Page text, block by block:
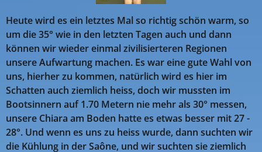
Heute wird es ein letztes Mal so richtig schön warm, so
um die 35° wie in den letzten Tagen auch und dann
können wir wieder einmal zivilisierteren Regionen
unsere Aufwartung machen. Es war eine gute Wahl von
uns, hierher zu kommen, natürlich wird es hier im
Schatten auch ziemlich heiss, doch wir mussten im
Bootsinnern auf 1.70 Metern nie mehr als 30° messen,
unsere Chiara am Boden hatte es etwas besser mit 27 -
28°. Und wenn es uns zu heiss wurde, dann suchten wir
die Kühlung in der Saône, und wir suchten sie ziemlich